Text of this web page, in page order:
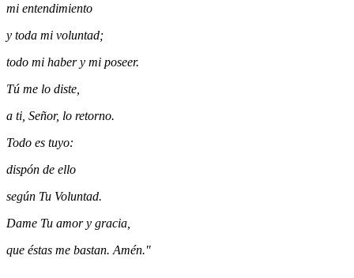
mi entendimiento
y toda mi voluntad;
todo mi haber y mi poseer.
Tú me lo diste,
a ti, Señor, lo retorno.
Todo es tuyo:
dispón de ello
según Tu Voluntad.
Dame Tu amor y gracia,
que éstas me bastan. Amén."